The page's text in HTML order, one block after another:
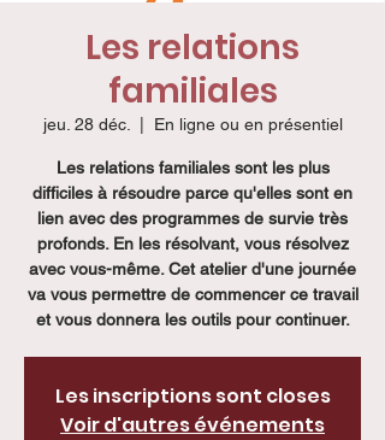
Les relations
familiales
jeu. 28 déc. En ligne ou en présentiel
Les relations familiales sont les plus
difficiles à résoudre parce qu'elles sont en
lien avec des programmes de survie très
profonds. En les résolvant, vous résolvez
avec vous-même. Cet atelier d'une journée
va vous permettre de commencer ce travail
et vous donnera les outils pour continuer.
Les inscriptions sont closes
Voir d'autres événements